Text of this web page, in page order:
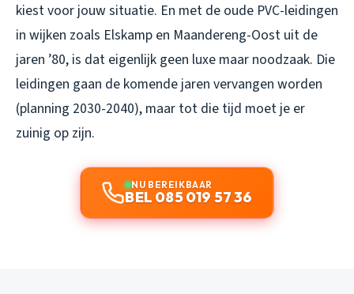
kiest voor jouw situatie. En met de oude PVC-leidingen
in wijken zoals Elskamp en Maandereng-Oost uit de
jaren ’80, is dat eigenlijk geen luxe maar noodzaak. Die
leidingen gaan de komende jaren vervangen worden
(planning 2030-2040), maar tot die tijd moet je er
zuinig op zijn.
NU BEREIKBAAR
BEL 085 019 57 36